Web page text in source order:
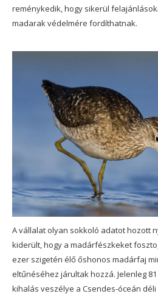
reménykedik, hogy sikerül
madarak védelmére fordíthatnak.
A vállalat olyan sokkoló adatot hozott
kiderült, hogy a madárfészkeket
ezer szigetén élő őshonos madárfaj
eltűnéséhez járultak hozzá. Jelenleg
kihalás veszélye a Csendes-óceán